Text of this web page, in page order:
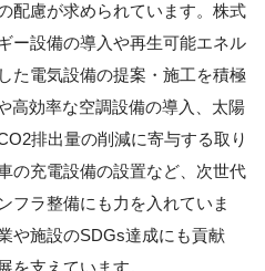
配慮が求められています。株式
ー設備の導入や再生可能エネル
た電気設備の提案・施工を積極
高効率な空調設備の導入、太陽
排出量の削減に寄与する取り
の充電設備の設置など、次世代
フラ整備にも力を入れていま
や施設のSDGs達成にも貢献
を支えています。